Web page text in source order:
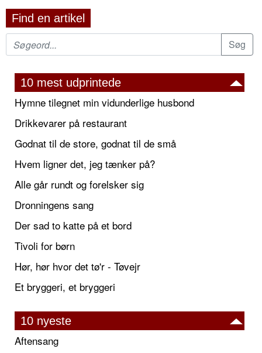
Find en artikel
10 mest udprintede
Hymne tilegnet min vidunderlige husbond
Drikkevarer på restaurant
Godnat til de store, godnat til de små
Hvem ligner det, jeg tænker på?
Alle går rundt og forelsker sig
Dronningens sang
Der sad to katte på et bord
Tivoli for børn
Hør, hør hvor det tø'r - Tøvejr
Et bryggeri, et bryggeri
10 nyeste
Aftensang